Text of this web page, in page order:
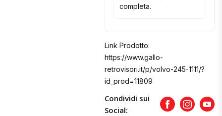
completa.
Link Prodotto:
https://www.gallo-
retrovisori.it/p/volvo-245-1111/?
id_prod=11809
Condividi sui
Social:
FacebookInstagram